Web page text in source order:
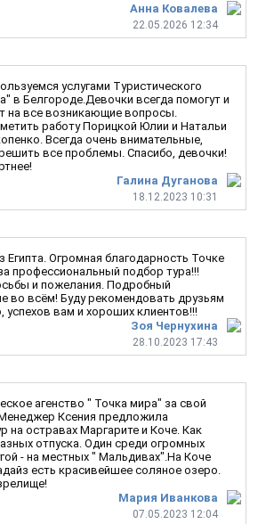
Анна Ковалева
22.05.2026 12:34
Галина Дуганова
18.12.2023 10:31
услугами Туристического
в Белгороде.Девочки всегда помогут и
на все возникающие вопросы.
работу Порицкой Юлии и Натальи
Всегда очень внимательные,
все проблемы. Спасибо, девочки!
Зоя Чернухина
28.10.2023 17:43
Египта. Огромная благодарность Точке
профессиональный подбор тура!!!
и пожелания. Подробный
во всём! Буду рекомендовать друзьям
успехов вам и хороших клиентов!!!
Мария Иванкова
07.05.2023 12:04
агенство " Точка мира" за свой
Ксения предложила
на остравах Маргарите и Коче. Как
отпуска. Один среди огромных
- на местных " Мальдивах".На Коче
есть красивейшее соляное озеро.